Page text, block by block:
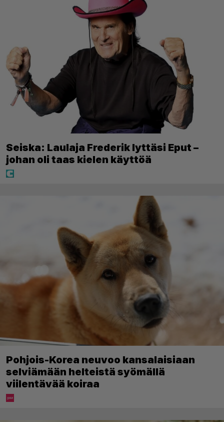
Seiska: Laulaja Frederik lyttäsi Eput –
johan oli taas kielen käyttöä
Pohjois-Korea neuvoo kansalaisiaan
selviämään helteistä syömällä
viilentävää koiraa